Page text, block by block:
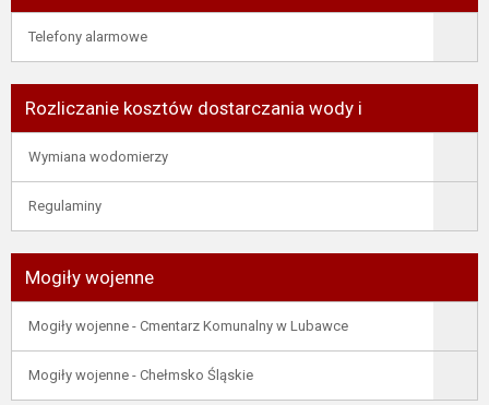
Telefony alarmowe
Rozliczanie kosztów dostarczania wody i
Wymiana wodomierzy
Regulaminy
Mogiły wojenne
Mogiły wojenne - Cmentarz Komunalny w Lubawce
Mogiły wojenne - Chełmsko Śląskie